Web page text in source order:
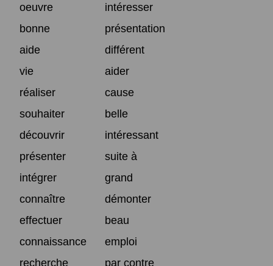
oeuvre
intéresser
bonne
présentation
aide
différent
vie
aider
réaliser
cause
souhaiter
belle
découvrir
intéressant
présenter
suite à
intégrer
grand
connaître
démonter
effectuer
beau
connaissance
emploi
recherche
par contre